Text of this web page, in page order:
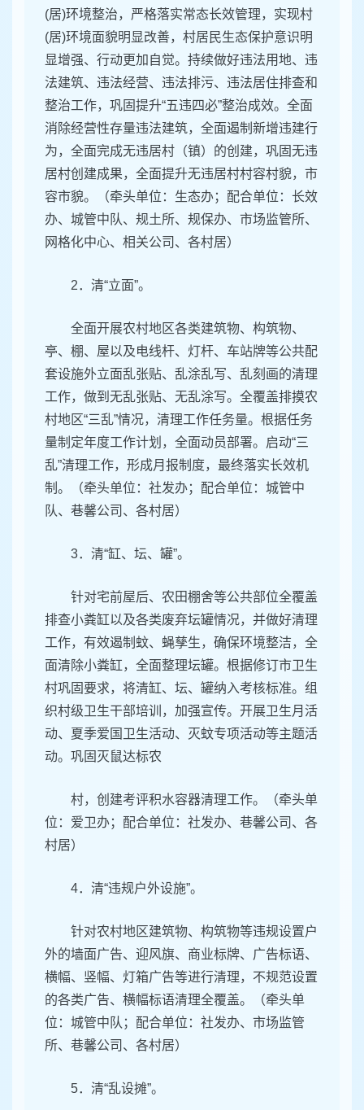
(居)环境整治，严格落实常态长效管理，实现村
(居)环境面貌明显改善，村居民生态保护意识明
显增强、行动更加自觉。持续做好违法用地、违
法建筑、违法经营、违法排污、违法居住排查和
整治工作，巩固提升“五违四必”整治成效。全面
消除经营性存量违法建筑，全面遏制新增违建行
为，全面完成无违居村（镇）的创建，巩固无违
居村创建成果，全面提升无违居村村容村貌，市
容市貌。（牵头单位：生态办；配合单位：长效
办、城管中队、规土所、规保办、市场监管所、
网格化中心、相关公司、各村居）
2．清“立面”。
全面开展农村地区各类建筑物、构筑物、
亭、棚、屋以及电线杆、灯杆、车站牌等公共配
套设施外立面乱张贴、乱涂乱写、乱刻画的清理
工作，做到无乱张贴、无乱涂写。全覆盖排摸农
村地区“三乱”情况，清理工作任务量。根据任务
量制定年度工作计划，全面动员部署。启动“三
乱”清理工作，形成月报制度，最终落实长效机
制。（牵头单位：社发办；配合单位：城管中
队、巷馨公司、各村居）
3．清“缸、坛、罐”。
针对宅前屋后、农田棚舍等公共部位全覆盖
排查小粪缸以及各类废弃坛罐情况，并做好清理
工作，有效遏制蚊、蝇孳生，确保环境整洁，全
面清除小粪缸，全面整理坛罐。根据修订市卫生
村巩固要求，将清缸、坛、罐纳入考核标准。组
织村级卫生干部培训，加强宣传。开展卫生月活
动、夏季爱国卫生活动、灭蚊专项活动等主题活
动。巩固灭鼠达标农
村，创建考评积水容器清理工作。（牵头单
位：爱卫办；配合单位：社发办、巷馨公司、各
村居）
4．清“违规户外设施”。
针对农村地区建筑物、构筑物等违规设置户
外的墙面广告、迎风旗、商业标牌、广告标语、
横幅、竖幅、灯箱广告等进行清理，不规范设置
的各类广告、横幅标语清理全覆盖。（牵头单
位：城管中队；配合单位：社发办、市场监管
所、巷馨公司、各村居）
5．清“乱设摊”。